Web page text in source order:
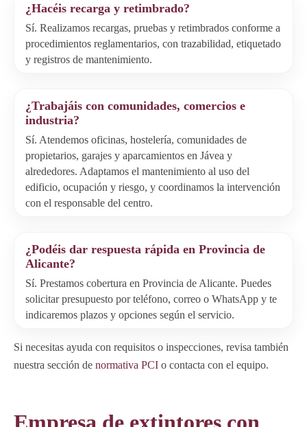
¿Hacéis recarga y retimbrado?
Sí. Realizamos recargas, pruebas y retimbrados conforme a
procedimientos reglamentarios, con trazabilidad, etiquetado
y registros de mantenimiento.
¿Trabajáis con comunidades, comercios e
industria?
Sí. Atendemos oficinas, hostelería, comunidades de
propietarios, garajes y aparcamientos en Jávea y
alrededores. Adaptamos el mantenimiento al uso del
edificio, ocupación y riesgo, y coordinamos la intervención
con el responsable del centro.
¿Podéis dar respuesta rápida en Provincia de
Alicante?
Sí. Prestamos cobertura en Provincia de Alicante. Puedes
solicitar presupuesto por teléfono, correo o WhatsApp y te
indicaremos plazos y opciones según el servicio.
Si necesitas ayuda con requisitos o inspecciones, revisa también
nuestra sección de normativa PCI o contacta con el equipo.